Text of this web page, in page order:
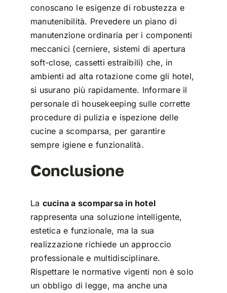
conoscano le esigenze di robustezza e
manutenibilità. Prevedere un piano di
manutenzione ordinaria per i componenti
meccanici (cerniere, sistemi di apertura
soft-close, cassetti estraibili) che, in
ambienti ad alta rotazione come gli hotel,
si usurano più rapidamente. Informare il
personale di housekeeping sulle corrette
procedure di pulizia e ispezione delle
cucine a scomparsa, per garantire
sempre igiene e funzionalità.
Conclusione
La cucina a scomparsa in hotel
rappresenta una soluzione intelligente,
estetica e funzionale, ma la sua
realizzazione richiede un approccio
professionale e multidisciplinare.
Rispettare le normative vigenti non è solo
un obbligo di legge, ma anche una